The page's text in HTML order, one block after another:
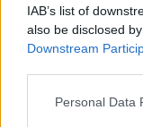
IAB’s list of
also be disclosed
Downstream
Please note that
Personal Data
Támogasd